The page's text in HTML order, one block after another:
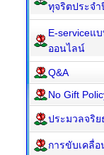
ทุจริตประจำ
E-serviceแ
ออนไลน์
Q&A
No Gift
ประมวลจริย
การขับเคลื่อ